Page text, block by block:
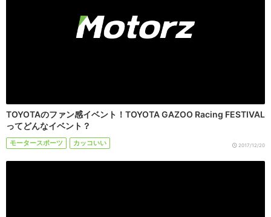
TOYOTAのファン感イベント！TOYOTA GAZOO Racing FESTIVAL
ってどんなイベント？
モータースポーツ カッコいい 2017/12/20